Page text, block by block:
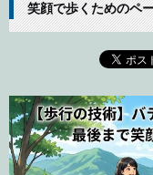
笑顔で歩くためのペ